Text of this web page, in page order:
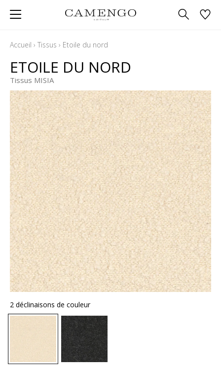
Accueil › Tissus › Etoile du nord
ETOILE DU NORD
Tissus MISIA
2 déclinaisons de couleur